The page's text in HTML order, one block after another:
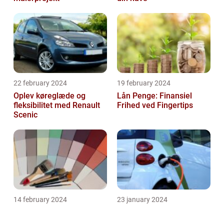
22 february 2024
Oplev køreglæde og
fleksibilitet med Renault
Scenic
19 february 2024
Lån Penge: Finansiel
Frihed ved Fingertips
14 february 2024 23 january 2024